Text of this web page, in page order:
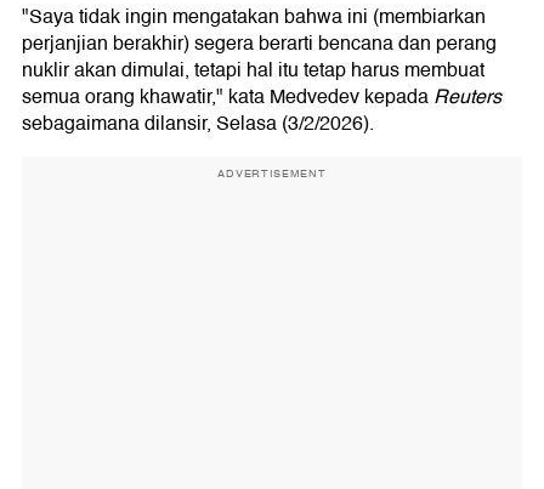
"Saya tidak ingin mengatakan bahwa ini (membiarkan
perjanjian berakhir) segera berarti bencana dan perang
nuklir akan dimulai, tetapi hal itu tetap harus membuat
semua orang khawatir," kata Medvedev kepadaReuters
sebagaimana dilansir, Selasa (3/2/2026).
ADVERTISEMENT